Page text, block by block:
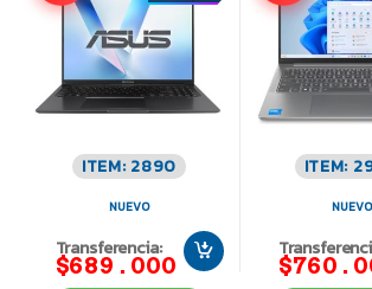
ITEM: 2890
NUEVO
Transferencia:
$689.000
ITEM:
NUEVO